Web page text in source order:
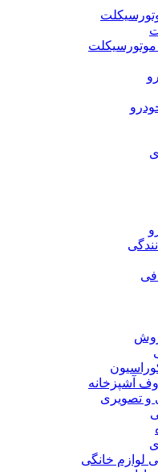
آشپزخانه
و تصویری
خانگی